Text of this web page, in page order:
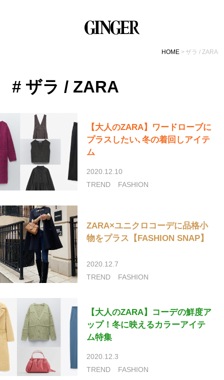
HOME ザラ / ZARA
# ザラ / ZARA
【大人のZARA】ワードローブに
プラスしたい､冬の着回しアイテ
ム
2020.12.10
TREND
FASHION
ZARA×ユニクロコーデに品格小
物をプラス【FASHION SNAP】
2020.12.7
TREND
FASHION
【大人のZARA】コーデの鮮度ア
ップ！冬に映えるカラーアイテ
ム特集
2020.12.3
TREND
FASHION